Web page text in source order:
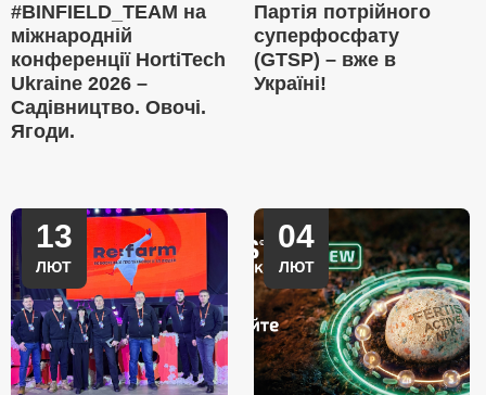
#BINFIELD_TEAM на
міжнародній
конференції HortiTech
Ukraine 2026 –
Садівництво. Овочі.
Ягоди.
Партія потрійного
суперфосфату
(GTSP) – вже в
Україні!
13
ЛЮТ
04
ЛЮТ